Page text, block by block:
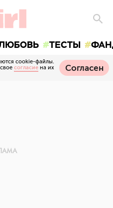
ТЕСТЫ
cookie-файлы.
согласие на их
Согласен